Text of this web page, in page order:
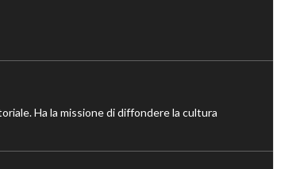
Ha la missione di diffondere la cultura